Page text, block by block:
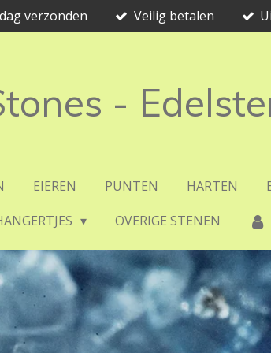
verzonden Veilig betalen
-
EIEREN PUNTEN HARTEN
OVERIGE STENEN